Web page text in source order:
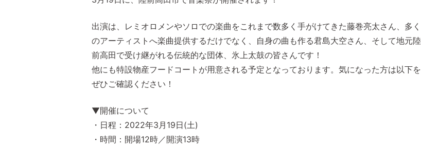
出演は、レミオロメンやソロでの楽曲をこれまで数多く手がけてきた藤巻亮太さん、多く
のアーティストへ楽曲提供するだけでなく、自身の曲も作る君島大空さん、そして地元陸
前高田で受け継がれる伝統的な団体、氷上太鼓の皆さんです！
他にも特設物産フードコートが用意される予定となっております。気になった方は以下を
ぜひご確認ください！
▼開催について
・日程：2022年3月19日(土)
・時間：開場12時／開演13時